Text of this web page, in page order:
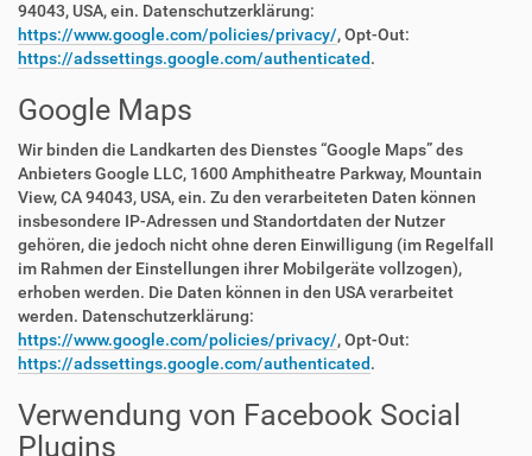
94043, USA, ein. Datenschutzerklärung:
https://www.google.com/policies/privacy/, Opt-Out:
https://adssettings.google.com/authenticated.
Google Maps
Wir binden die Landkarten des Dienstes “Google Maps” des
Anbieters Google LLC, 1600 Amphitheatre Parkway, Mountain
View, CA 94043, USA, ein. Zu den verarbeiteten Daten können
insbesondere IP-Adressen und Standortdaten der Nutzer
gehören, die jedoch nicht ohne deren Einwilligung (im Regelfall
im Rahmen der Einstellungen ihrer Mobilgeräte vollzogen),
erhoben werden. Die Daten können in den USA verarbeitet
werden. Datenschutzerklärung:
https://www.google.com/policies/privacy/, Opt-Out:
https://adssettings.google.com/authenticated.
Verwendung von Facebook Social
Plugins